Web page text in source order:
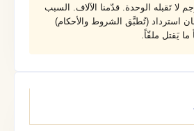
لا تَقبله الوحدة. قدّمنا الآلاف. السبب
استرداد (تُطبَّق الشروط والأحكام)
يَقتل ملفّاً.